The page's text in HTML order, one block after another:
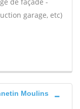
garage, etc)
Moulins